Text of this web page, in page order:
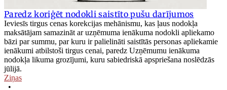
Paredz koriģēt nodokli saistīto pušu darījumos
Ieviesīs tirgus cenas korekcijas mehānismu, kas ļaus nodokļa
maksātājam samazināt ar uzņēmuma ienākuma nodokli apliekamo
bāzi par summu, par kuru ir palielināti saistītās personas apliekamie
ienākumi atbilstoši tirgus cenai, paredz Uzņēmumu ienākuma
nodokļa likuma grozījumi, kuru sabiedriskā apspriešana noslēdzās
jūlijā.
Ziņas
•